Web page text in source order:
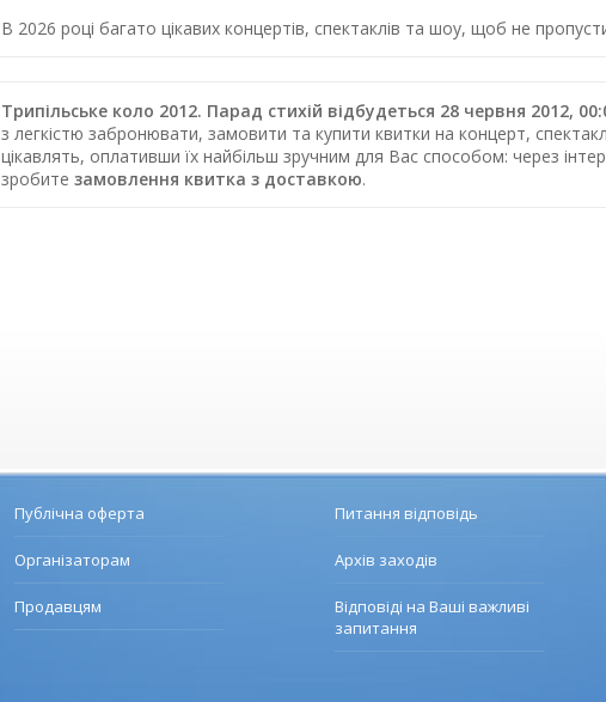
В 2026 році багато цікавих концертів, спектаклів та шоу, щоб не
Трипільське коло 2012. Парад стихій відбудеться 28 червня 2012,
з легкістю забронювати, замовити та купити квитки на концерт,
цікавлять, оплативши їх найбільш зручним для Вас способом: через
зробите замовлення квитка з доставкою.
Публічна оферта
Організаторам
Продавцям
Питання відповідь
Архів заходів
Відповіді на Ваші важливі
запитання